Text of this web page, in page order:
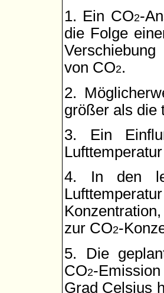
1. Ein CO2-
die Folge
von CO2.
2.
größer als die
3. Ein
4. In den
zur CO2-
5. Die
CO2-
Grad Celsius